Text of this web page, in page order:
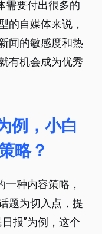
需要付出很多的
的自媒体来说，
闻的敏感度和热
有机会成为优秀
例，小白
略？
一种内容策略，
题为切入点，提
报”为例，这个